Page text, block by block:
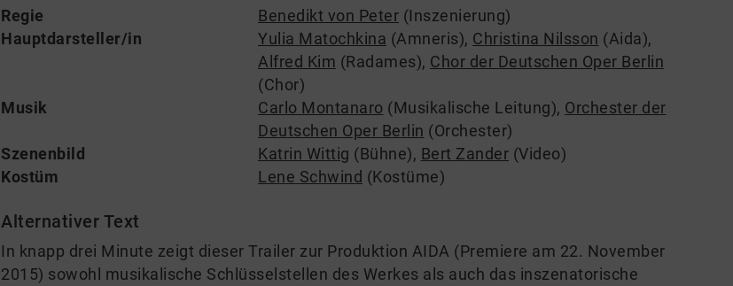
Regie Benedikt von Peter (Inszenierung)
Hauptdarsteller/in
Yulia Matochkina (Amneris), Christina Nilsson (Aida),
Alfred Kim (Radames), Chor der Deutschen Oper Berlin
(Chor)
Musik
Carlo Montanaro (Musikalische Leitung), Orchester der
Deutschen Oper Berlin (Orchester)
Szenenbild
Katrin Wittig (Bühne), Bert Zander (Video)
Kostüm
Lene Schwind (Kostüme)
Alternativer Text
In knapp drei Minute zeigt dieser Trailer zur Produktion AIDA (Premiere am 22. November
2015) sowohl musikalische Schlüsselstellen des Werkes als auch das inszenatorische